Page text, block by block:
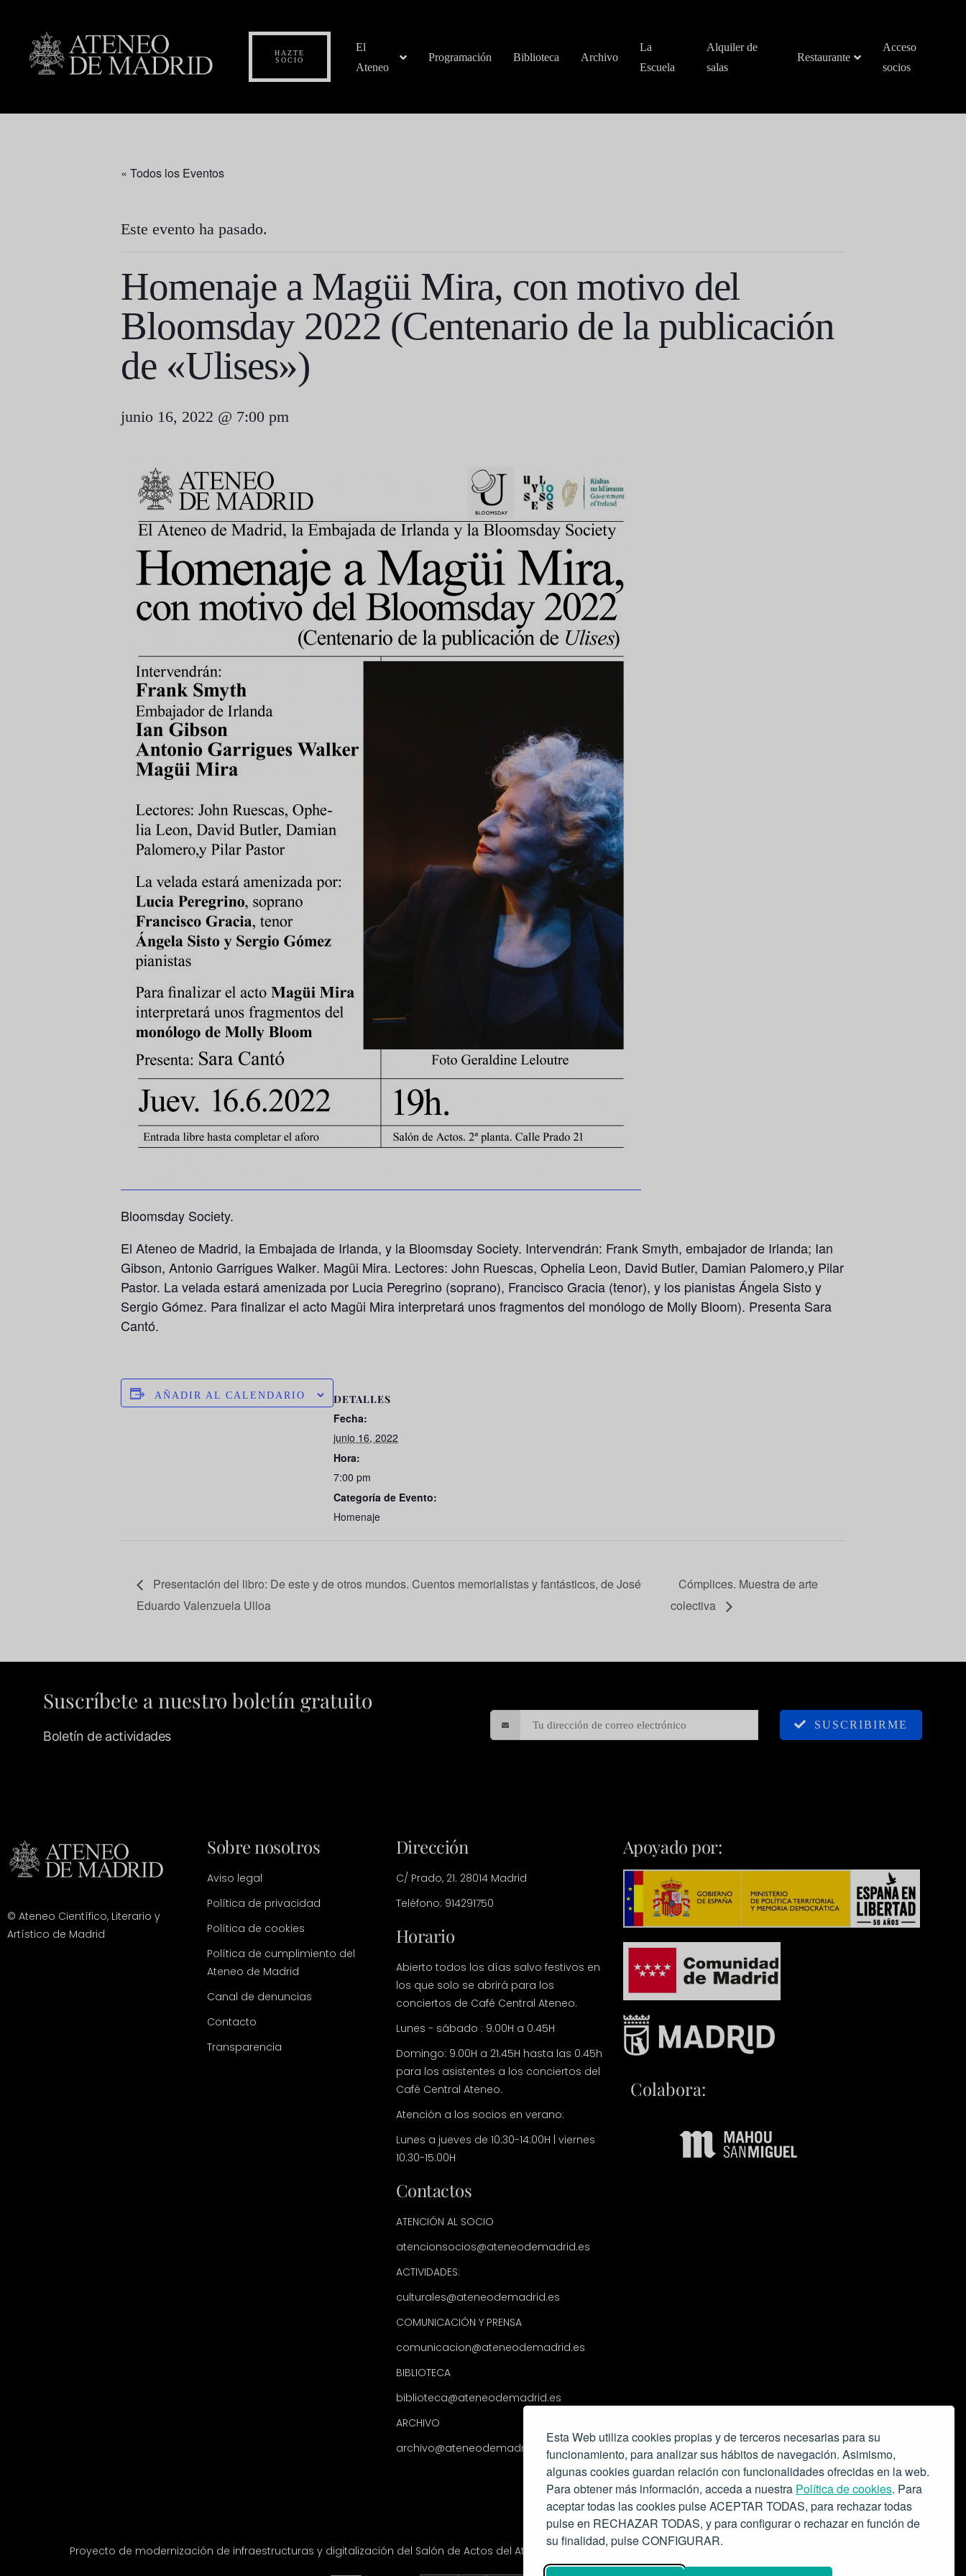
Esta Web utiliza cookies propias y de terceros necesarias para su
funcionamiento, para analizar sus hábitos de navegación. Asimismo,
algunas cookies guardan relación con funcionalidades ofrecidas en la web.
Para obtener más información, acceda a nuestra Política de cookies. Para
aceptar todas las cookies pulse ACEPTAR TODAS, para rechazar todas
pulse en RECHAZAR TODAS, y para configurar o rechazar en función de
su finalidad, pulse CONFIGURAR.
HAZTE
SOCIO
El
Ateneo
Programación Biblioteca Archivo
La
Escuela
Alquiler de
salas
Restaurante
Acceso
socios
« Todos los Eventos
Este evento ha pasado.
Homenaje a Magüi Mira, con motivo del
Bloomsday 2022 (Centenario de la publicación
de «Ulises»)
junio 16, 2022 @ 7:00 pm
Bloomsday Society.
El Ateneo de Madrid, la Embajada de Irlanda, y la Bloomsday Society. Intervendrán: Frank Smyth, embajador de Irlanda; Ian
Gibson, Antonio Garrigues Walker. Magüi Mira. Lectores: John Ruescas, Ophelia Leon, David Butler, Damian Palomero,y Pilar
Pastor. La velada estará amenizada por Lucia Peregrino (soprano), Francisco Gracia (tenor), y los pianistasÁngela Sisto y
Sergio Gómez. Para finalizar el acto Magüi Mira interpretará unos fragmentos del monólogo de Molly Bloom). Presenta Sara
Cantó.
AÑADIR AL CALENDARIO DETALLES
Fecha:
junio 16, 2022
Hora:
7:00 pm
Categoría de Evento:
Homenaje
Presentación del libro: De este y de otros mundos. Cuentos memorialistas y fantásticos, de José
Eduardo Valenzuela Ulloa
Cómplices. Muestra de arte
colectiva
Suscríbete a nuestro boletín gratuito
Boletín de actividades
SUSCRIBIRME
© Ateneo Científico, Literario y
Artístico de Madrid
Sobre nosotros
Aviso legal
Política de privacidad
Política de cookies
Política de cumplimiento del
Ateneo de Madrid
Canal de denuncias
Contacto
Transparencia
Dirección
C/ Prado, 21. 28014 Madrid
Teléfono: 914291750
Horario
Abierto todos los días salvo festivos en
los que solo se abrirá para los
conciertos de Café Central Ateneo.
Lunes - sábado : 9.00H a 0.45H
Domingo: 9.00H a 21.45H hasta las 0.45h
para los asistentes a los conciertos del
Café Central Ateneo.
Atención a los socios en verano:
Lunes a jueves de 10:30-14:00H | viernes
10:30-15:00H
Contactos
ATENCIÓN AL SOCIO
atencionsocios@ateneodemadrid.es
ACTIVIDADES:
culturales@ateneodemadrid.es
COMUNICACIÓN Y PRENSA
comunicacion@ateneodemadrid.es
BIBLIOTECA
biblioteca@ateneodemadrid.es
ARCHIVO
archivo@ateneodemadrid.es
Apoyado por:
Colabora:
Proyecto de modernización de infraestructuras y digitalización del Salón de Actos del Ateneo de Madrid como espacio escénico-musical.